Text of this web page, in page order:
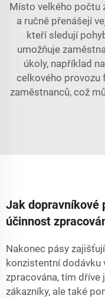
Místo velkého počtu
a ručně přenášejí
kteří sledují
umožňuje
úkoly, například
celkového provozu
zaměstnanců, což
Jak dopravníkové
účinnost
Nakonec pásy
konzistentní dodávku
zpracována, tím dříve
zákazníky, ale také